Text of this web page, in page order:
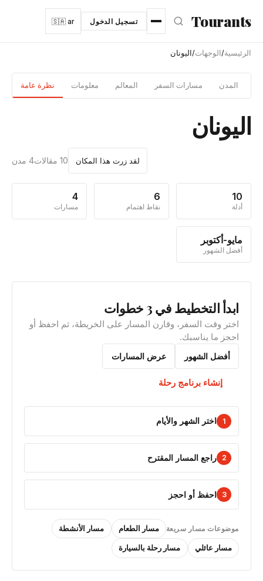
انتقل إلى المحتوى الرئيسي
Tourants تسجيل الدخول 🇸🇦 ar
الرئيسية/الوجهات/اليونان
نظرة عامة معلومات المعالم مسارات السفر المدن
اليونان
4 مدن 10 مقالات لقد زرت هذا المكان
10
أدلة
6
نقاط اهتمام
4
مسارات
مايو-أكتوبر
أفضل الشهور
ابدأ التخطيط في 3 خطوات
اختر وقت السفر، وقارن المسار على الخريطة، ثم احفظ أو
احجز ما يناسبك.
أفضل الشهور عرض المسارات
إنشاء برنامج رحلة
1 اختر الشهر والأيام
2 راجع المسار المقترح
3 احفظ أو احجز
موضوعات مسار سريعة مسار الطعام مسار الأنشطة
مسار عائلي مسار رحلة بالسيارة